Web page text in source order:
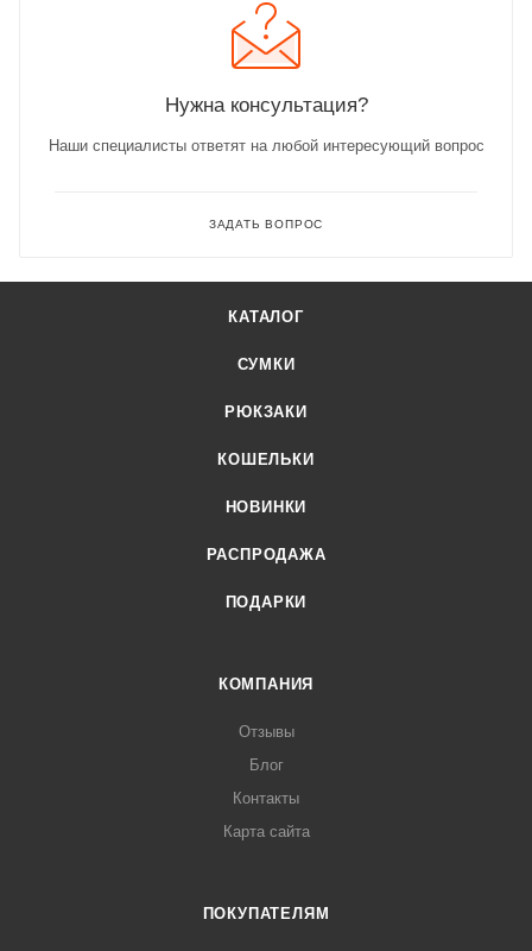
Нужна консультация?
Наши специалисты ответят на любой интересующий вопрос
ЗАДАТЬ ВОПРОС
КАТАЛОГ
СУМКИ
РЮКЗАКИ
КОШЕЛЬКИ
НОВИНКИ
РАСПРОДАЖА
ПОДАРКИ
КОМПАНИЯ
Отзывы
Блог
Контакты
Карта сайта
ПОКУПАТЕЛЯМ